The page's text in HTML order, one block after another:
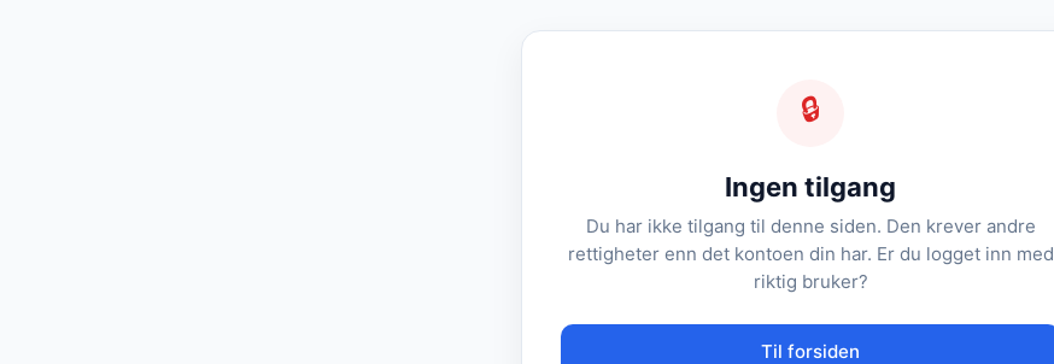
🔒
Ingen tilgang
Du har ikke tilgang til denne siden. Den krever andre
rettigheter enn det kontoen din har. Er du logget inn med
riktig bruker?
Til forsiden